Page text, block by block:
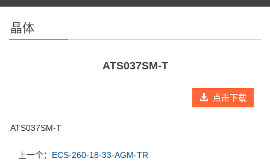
晶体
ATS037SM-T
点击下载
ATS037SM-T
上一个： ECS-260-18-33-AGM-TR